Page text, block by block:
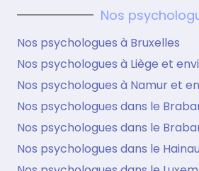
Nos
Nos psychologues à Bruxelles
Nos psychologues à Liège et
Nos psychologues à Namur et
Nos psychologues dans le
Nos psychologues dans le
Nos psychologues dans le